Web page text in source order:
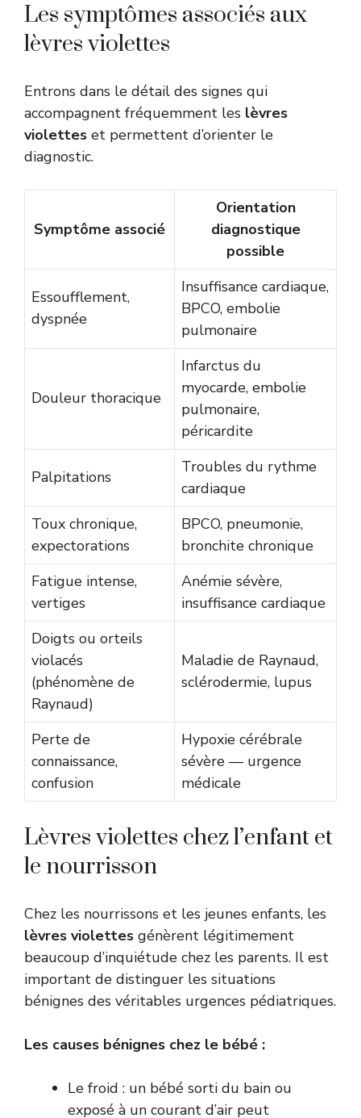
Les symptômes associés aux
lèvres violettes
Entrons dans le détail des signes qui
accompagnent fréquemment les lèvres
violettes et permettent d’orienter le
diagnostic.
Symptôme associé
Orientation
diagnostique
possible
Essoufflement,
dyspnée
Insuffisance cardiaque,
BPCO, embolie
pulmonaire
Douleur thoracique
Infarctus du
myocarde, embolie
pulmonaire,
péricardite
Palpitations
Troubles du rythme
cardiaque
Toux chronique,
expectorations
BPCO, pneumonie,
bronchite chronique
Fatigue intense,
vertiges
Anémie sévère,
insuffisance cardiaque
Doigts ou orteils
violacés
(phénomène de
Raynaud)
Maladie de Raynaud,
sclérodermie, lupus
Perte de
connaissance,
confusion
Hypoxie cérébrale
sévère — urgence
médicale
Lèvres violettes chez l’enfant et
le nourrisson
Chez les nourrissons et les jeunes enfants, les
lèvres violettes génèrent légitimement
beaucoup d’inquiétude chez les parents. Il est
important de distinguer les situations
bénignes des véritables urgences pédiatriques.
Les causes bénignes chez le bébé :
Le froid : un bébé sorti du bain ou
exposé à un courant d’air peut